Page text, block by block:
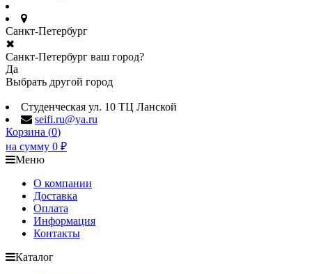
Санкт-Петербург
✖
Санкт-Петербург ваш город?
Да
Выбрать другой город
Студенческая ул. 10 ТЦ Ланской
seifi.ru@ya.ru
Корзина (0)
на сумму 0 ₽
Меню
О компании
Доставка
Оплата
Информация
Контакты
Каталог